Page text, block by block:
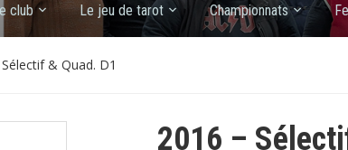
club Le jeu de tarot Championnats
& Quad. D1
2016 –